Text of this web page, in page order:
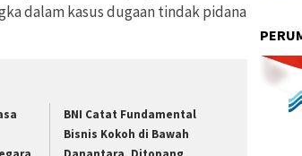
dalam kasus dugaan tindak pidana
BNI Catat Fundamental
Bisnis Kokoh di Bawah